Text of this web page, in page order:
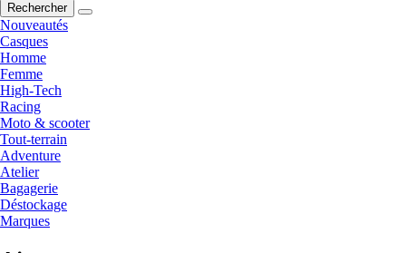
Rechercher
Nouveautés
Casques
Homme
Femme
High-Tech
Racing
Moto & scooter
Tout-terrain
Adventure
Atelier
Bagagerie
Déstockage
Marques